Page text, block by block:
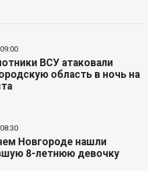
ВСУ атаковали
область в ночь на
Новгороде нашли
8-летнюю девочку